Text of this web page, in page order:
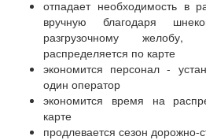
отпадает необходимость в
вручную благодаря
разгрузочному желобу,
распределяется по карте
экономится персонал -
один оператор
экономится время на
карте
продлевается сезон дорожно-